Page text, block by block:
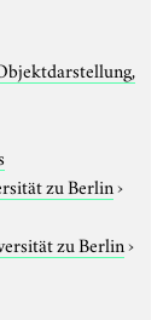
zu Berlin›
zu Berlin›